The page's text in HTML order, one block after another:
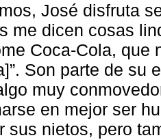
José disfruta
me dicen cosas
Coca-Cola, que
Son parte de su
muy
en mejor ser
sus nietos, pero